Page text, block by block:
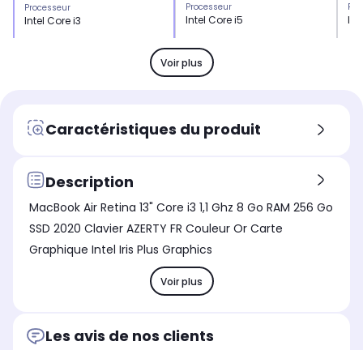
Processeur
Intel Core i3
Type de charnière
Standard
1.54
Largeur produit (cm)
30.4
1,3 kg
Processeur
Intel Core i5
Stockage
SSD 256 Go
Type de charnière
Standard
Largeur produit (cm)
-
-
Profondeur produit (cm)
-
Voir plus
Caractéristiques du produit
Description
MacBook Air Retina 13" Core i3 1,1 Ghz 8 Go RAM 256 Go
SSD 2020 Clavier AZERTY FR Couleur Or Carte
Graphique Intel Iris Plus Graphics
Voir plus
Les avis de nos clients